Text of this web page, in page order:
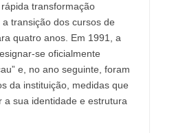
transformação
transição dos cursos de
quatro anos. Em 1991, a
se oficialmente
e, no ano seguinte, foram
da instituição, medidas que
a sua identidade e estrutura